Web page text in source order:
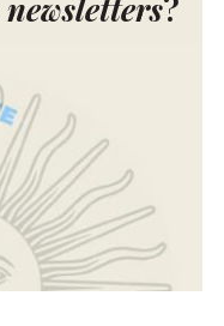
newsletters?